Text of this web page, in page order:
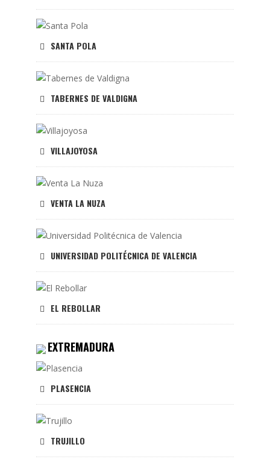
SANTA POLA
TABERNES DE VALDIGNA
VILLAJOYOSA
VENTA LA NUZA
UNIVERSIDAD POLITÉCNICA DE VALENCIA
EL REBOLLAR
EXTREMADURA
PLASENCIA
TRUJILLO